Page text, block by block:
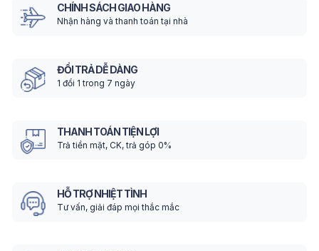
CHÍNH SÁCH GIAO HÀNG
Nhận hàng và thanh toán tại nhà
ĐỔI TRẢ DỄ DÀNG
1 đổi 1 trong 7 ngày
THANH TOÁN TIỆN LỢI
Trả tiền mặt, CK, trả góp 0%
HỖ TRỢ NHIỆT TÌNH
Tư vấn, giải đáp mọi thắc mắc